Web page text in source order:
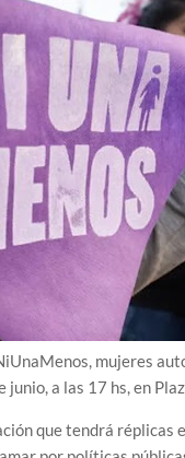
mujeres
a las 17 hs, en
que tendrá